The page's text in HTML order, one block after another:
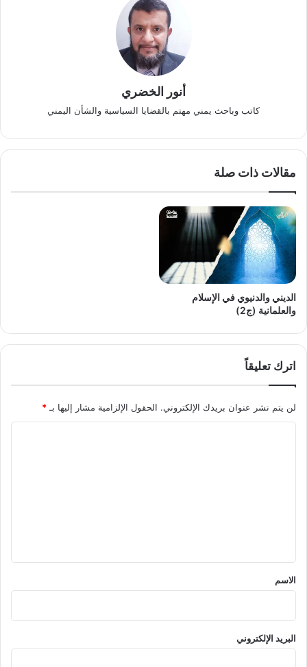
أنور الخضري
كاتب وباحث يمني مهتم بالقضايا السياسية والشأن اليمني
مقالات ذات صلة
الديني والدنيوي في الإسلام
والعلمانية (ج2)
اترك تعليقاً
لن يتم نشر عنوان بريدك الإلكتروني. الحقول الإلزامية مشار إليها بـ *
*
الاسم
البريد الإلكتروني